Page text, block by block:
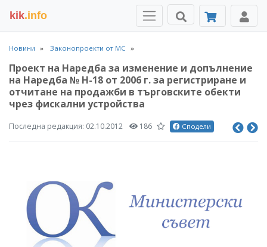
kik.info
Новини Законопроекти от МС
Проект на Наредба за изменение и допълнение
на Наредба № Н-18 от 2006 г. за регистриране и
отчитане на продажби в търговските обекти
чрез фискални устройства
Последна редакция: 02.10.2012 186 Сподели